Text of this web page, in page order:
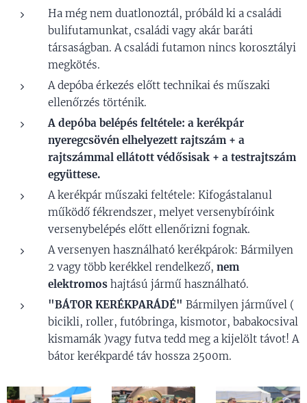
Ha még nem duatlonoztál, próbáld ki a családi
bulifutamunkat, családi vagy akár baráti
társaságban. A családi futamon nincs korosztályi
megkötés.
A depóba érkezés előtt technikai és műszaki
ellenőrzés történik.
A depóba belépés feltétele: a kerékpár
nyeregcsövén elhelyezett rajtszám + a
rajtszámmal ellátott védősisak + a testrajtszám
együttese.
A kerékpár műszaki feltétele: Kifogástalanul
működő fékrendszer, melyet versenybíróink
versenybelépés előtt ellenőrizni fognak.
A versenyen használható kerékpárok: Bármilyen
2 vagy több kerékkel rendelkező, nem
elektromos hajtású jármű használható.
"BÁTOR KERÉKPARÁDÉ" Bármilyen járművel (
bicikli, roller, futóbringa, kismotor, babakocsival
kismamák )vagy futva tedd meg a kijelölt távot! A
bátor kerékpardé táv hossza 2500m.